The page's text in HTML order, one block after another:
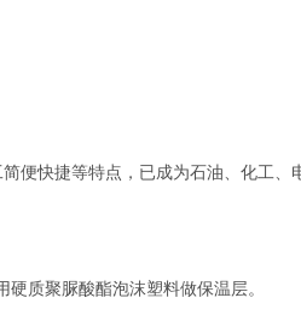
便快捷等特点，已成为石油、化工、
质聚脲酸酯泡沫塑料做保温层。